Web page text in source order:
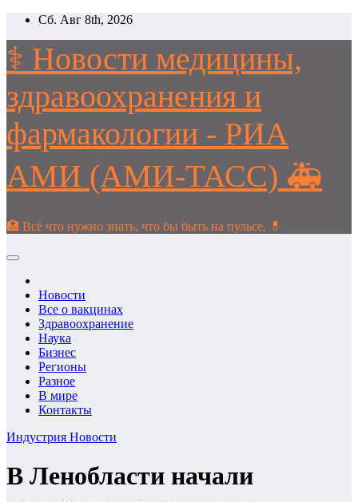
Перейти
содержимому
Сб. Авг 8th, 2026
⚕️ Новости медицины,
здравоохранения и
фармакологии - РИА
АМИ (АМИ-ТАСС) 🚑
🏥 Всё что нужно знать, что бы быть на пульсе. 💊
Новости
Все о вакцинах
Здравоохранение
Наука
Бизнес
Регионы
Разное
В мире
Контакты
Индустрия Новости
В Ленобласти начали